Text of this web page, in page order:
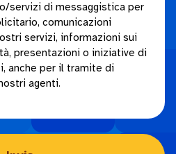
servizi di messaggistica per
comunicazioni
servizi, informazioni sui
presentazioni o iniziative di
anche per il tramite di
agenti.